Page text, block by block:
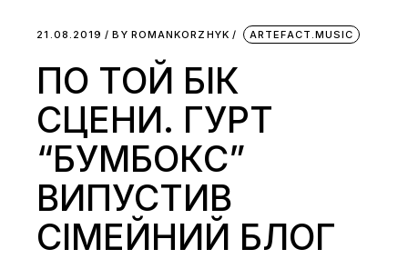
21.08.2019 BY ROMANKORZHYK ARTEFACT.MUSIC
ПО ТОЙ БІК
СЦЕНИ. ГУРТ
“БУМБОКС”
ВИПУСТИВ
СІМЕЙНИЙ БЛОГ